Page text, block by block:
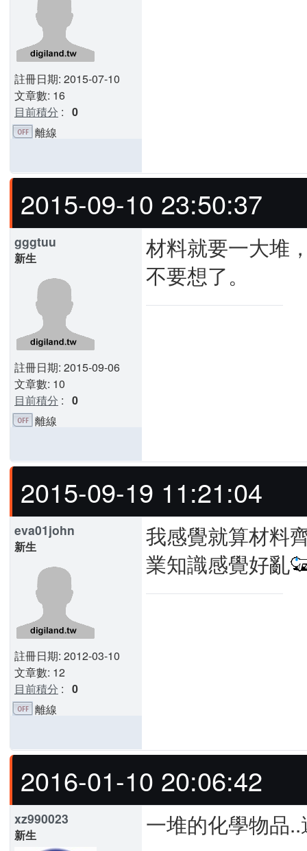
註冊日期: 2015-07-10
文章數: 16
目前積分 : 0
離線
2015-09-10 23:50:37
gggtuu
新生
註冊日期: 2015-09-06
文章數: 10
目前積分 : 0
材料就要一大堆
不要想了。
離線
2015-09-19 11:21:04
eva01john
新生
註冊日期: 2012-03-10
文章數: 12
目前積分 : 0
我感覺就算材料
業知識感覺好亂
離線
2016-01-10 20:06:42
xz990023
新生
一堆的化學物品